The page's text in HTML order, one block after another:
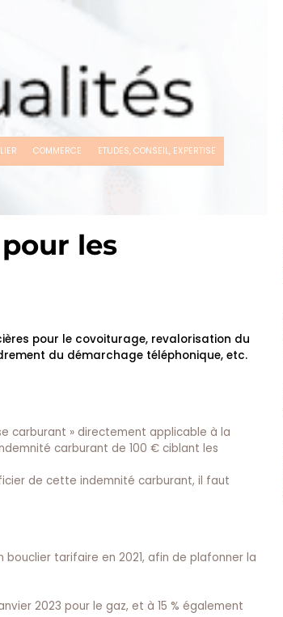
COMMERCE ETUDES, CONSEIL, EXPERTISE
les
pour le covoiturage, revalorisation du
du démarchage téléphonique, etc.
carburant » directement applicable à la
carburant de 100 € ciblant les
de cette indemnité carburant, il faut
tarifaire en 2021, afin de plafonner la
2023 pour le gaz, et à 15 % également